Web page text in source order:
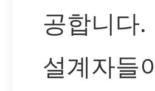
공합니다.
설계자들